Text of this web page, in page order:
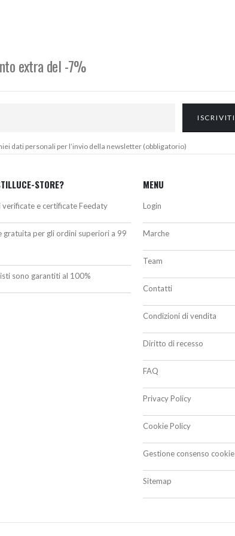
extra del -7%
dati personali per l’invio della newsletter (obbligatorio)
STORE?
verificate e certificate Feedaty
gratuita per gli ordini superiori a 99
sono garantiti al 100%
MENU
Login
Marche
Team
Contatti
Condizioni di vendita
Diritto di recesso
FAQ
Privacy Policy
Cookie Policy
Gestione consenso cookie
Sitemap